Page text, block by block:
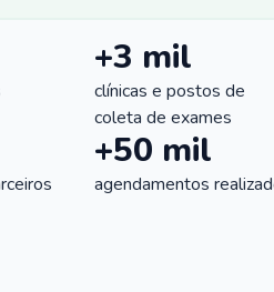
+3 mil
clínicas e postos de
coleta de exames
+50 mil
agendamentos